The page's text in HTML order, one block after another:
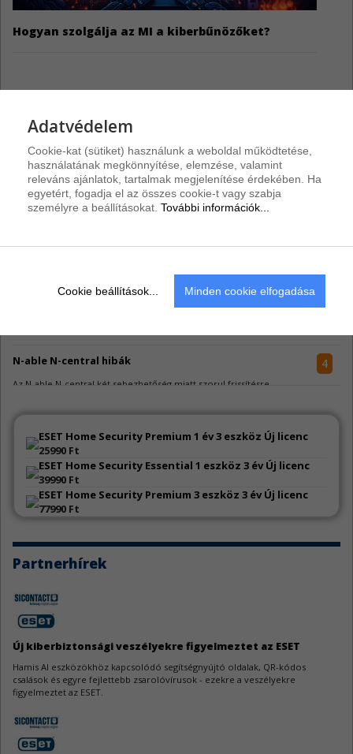
Hogyan szolgálja az MI a kiberbűnözőket?
Riasztások
PHP frissítések
A PHP-hez négy biztonsági frissítés érkezett.
A Samsung számos alkalmazásához adott ki biztonsági frissítéseket.
Zyxel biztonsági hibajavítás
A Zyxel egy biztonsági javítást adott ki egyes hálózatbiztonsági
4
N-able N-central hibák
Az N-able N-central két sebezhetőség miatt szorul frissítésre.
A Go jelentős mennyiségű sebezhetőség miatt kapott frissítést.
WeeChat sebezhetőségek
A WeeChat kapcsán három biztonsági hiba látott napvilágot.
3
AutoCAD sebezhetőségek
Az Autodesk AutoCAD szoftverek három biztonsági javítást kaptak.
Apache Tomcat biztonsági hiba
Az Apache Tomcat egy közepes veszélyességű hiba miatt kapott frissítést.
OpenVPN Server sérülékenységek
Az OpenVPN Server fejlesztői hat biztonsági résről adtak tájékoztatást.
Samba sérülékenységek
ESET Home Security Premium 1 év 3 eszköz Új licenc
25990 Ft
ESET Home Security Essential 1 eszköz 3 év Új licenc
39990 Ft
ESET Home Security Premium 3 eszköz 3 év Új licenc
77990 Ft
Partnerhírek
Új kiberbiztonsági veszélyekre figyelmeztet az ESET
Hamis AI eszközökhöz kapcsolódó segítségnyújtó oldalak, QR-kódos
csalások és egyre fejlettebb zsarolóvírusok - ezekre a veszélyekre
figyelmeztet az ESET.
Adatvédelem
Cookie-kat (sütiket) használunk a weboldal működtetése,
használatának megkönnyítése, elemzése, valamint
releváns ajánlatok, tartalmak megjelenítése érdekében. Ha
egyetért, fogadja el az összes cookie-t vagy szabja
személyre a beállításokat. További információk...
Cookie beállítások... Minden cookie elfogadása